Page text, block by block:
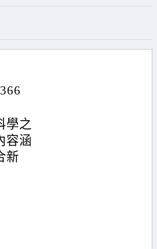
學之
容涵
新